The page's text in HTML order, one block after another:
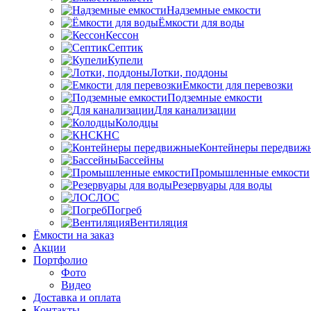
Надземные емкости
Ёмкости для воды
Кессон
Септик
Купели
Лотки, поддоны
Емкости для перевозки
Подземные емкости
Для канализации
Колодцы
КНС
Контейнеры
Бассейны
Промышленные емкости
Резервуары для воды
ЛОС
Погреб
Вентиляция
Ёмкости на заказ
Акции
Портфолио
Фото
Видео
Доставка и оплата